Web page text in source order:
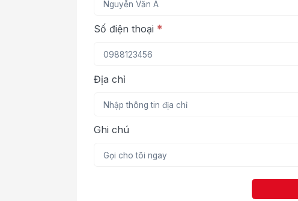
Số điện thoại *
Địa chỉ
Ghi chú